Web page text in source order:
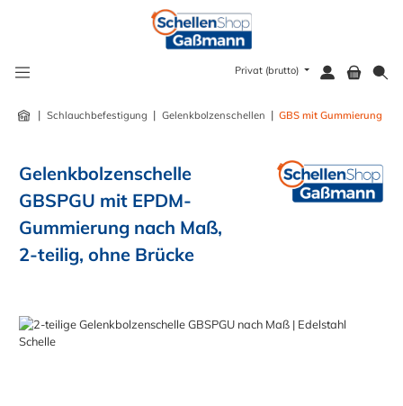
Privat (brutto)
| Schlauchbefestigung | Gelenkbolzenschellen | GBS mit Gummierung
Gelenkbolzenschelle
GBSPGU mit EPDM-
Gummierung nach Maß,
2-teilig, ohne Brücke
Bildergalerie überspringen